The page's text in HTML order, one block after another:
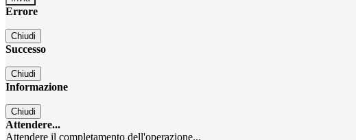
Errore
Chiudi
Successo
Chiudi
Informazione
Chiudi
Attendere...
Attendere il completamento dell'operazione...